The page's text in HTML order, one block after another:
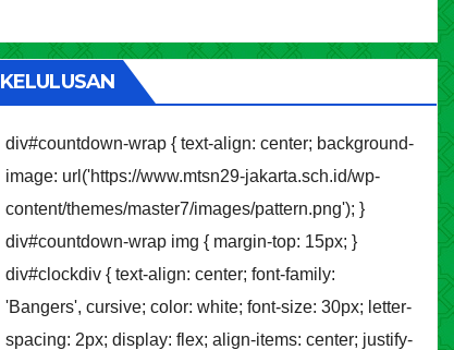
KELULUSAN
div#countdown-wrap { text-align: center; background-
image: url('https://www.mtsn29-jakarta.sch.id/wp-
content/themes/master7/images/pattern.png'); }
div#countdown-wrap img { margin-top: 15px; }
div#clockdiv { text-align: center; font-family:
'Bangers', cursive; color: white; font-size: 30px; letter-
spacing: 2px; display: flex; align-items: center; justify-